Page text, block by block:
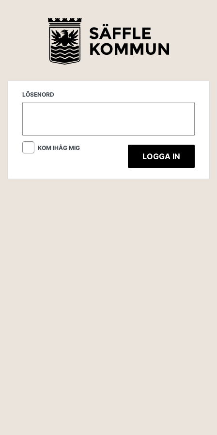
LÖSENORD
KOM IHÅG MIG